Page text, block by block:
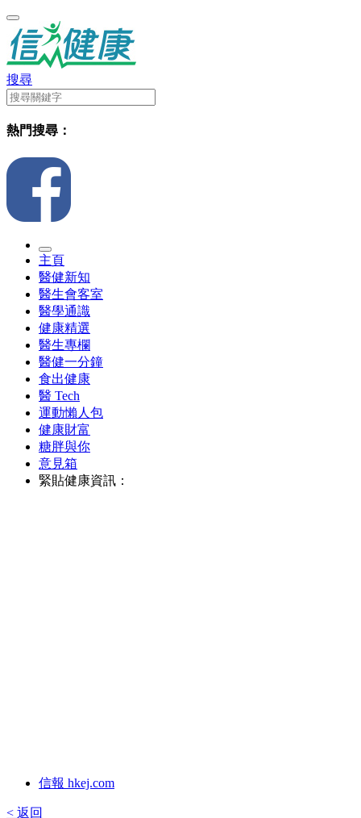
搜尋
熱門搜尋：
主頁
醫健新知
醫生會客室
醫學通識
健康精選
醫生專欄
醫健一分鐘
食出健康
醫 Tech
運動懶人包
健康財富
糖胖與你
意見箱
緊貼健康資訊：
信報 hkej.com
< 返回